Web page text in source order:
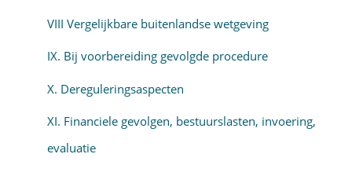
VIII Vergelijkbare buitenlandse wetgeving
IX. Bij voorbereiding gevolgde procedure
X. Dereguleringsaspecten
XI. Financiele gevolgen, bestuurslasten, invoering,
evaluatie